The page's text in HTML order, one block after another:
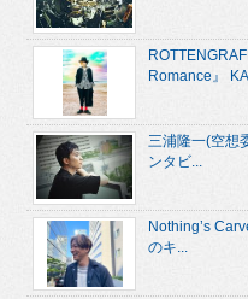
Romance』
三浦隆一(空想
ンタビ...
Nothing’s
のキ...